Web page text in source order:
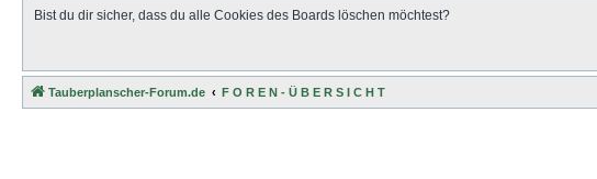
Bist du dir sicher, dass du alle Cookies des Boards löschen möchtest?
Tauberplanscher-Forum.de F O R E N - Ü B E R S I C H T